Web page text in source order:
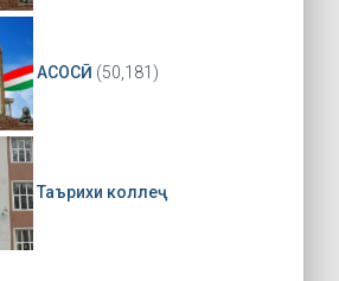
АСОСӢ (50,181)
Таърихи коллеҷ